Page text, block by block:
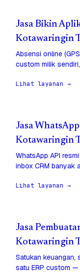
Jasa Bikin
Kotawaringin
Absensi online
custom milik
Lihat layanan →
Jasa
Kotawaringin
WhatsApp API
inbox CRM banyak
Lihat layanan →
Jasa
Kotawaringin
Satukan keuangan,
satu ERP custom —